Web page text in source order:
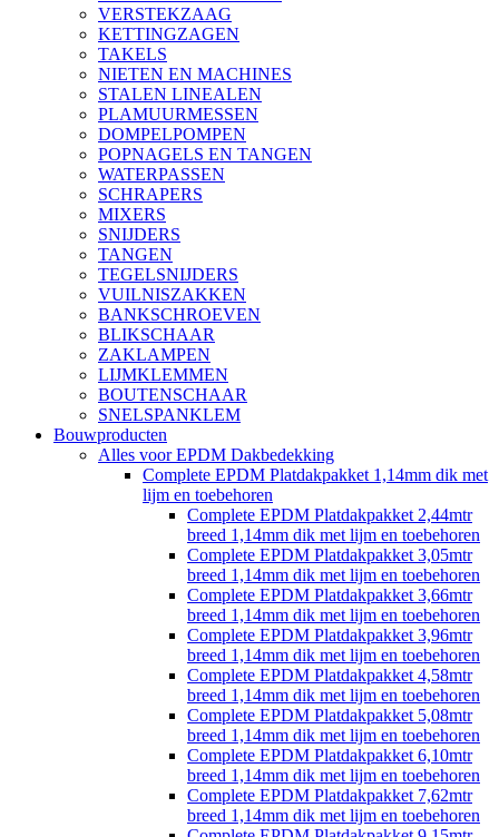
VERSTEKZAAG
KETTINGZAGEN
TAKELS
NIETEN EN MACHINES
STALEN LINEALEN
PLAMUURMESSEN
DOMPELPOMPEN
POPNAGELS EN TANGEN
WATERPASSEN
SCHRAPERS
MIXERS
SNIJDERS
TANGEN
TEGELSNIJDERS
VUILNISZAKKEN
BANKSCHROEVEN
BLIKSCHAAR
ZAKLAMPEN
LIJMKLEMMEN
BOUTENSCHAAR
SNELSPANKLEM
Bouwproducten
Alles voor EPDM Dakbedekking
Complete EPDM Platdakpakket 1,14mm dik met
lijm en toebehoren
Complete EPDM Platdakpakket 2,44mtr
breed 1,14mm dik met lijm en toebehoren
Complete EPDM Platdakpakket 3,05mtr
breed 1,14mm dik met lijm en toebehoren
Complete EPDM Platdakpakket 3,66mtr
breed 1,14mm dik met lijm en toebehoren
Complete EPDM Platdakpakket 3,96mtr
breed 1,14mm dik met lijm en toebehoren
Complete EPDM Platdakpakket 4,58mtr
breed 1,14mm dik met lijm en toebehoren
Complete EPDM Platdakpakket 5,08mtr
breed 1,14mm dik met lijm en toebehoren
Complete EPDM Platdakpakket 6,10mtr
breed 1,14mm dik met lijm en toebehoren
Complete EPDM Platdakpakket 7,62mtr
breed 1,14mm dik met lijm en toebehoren